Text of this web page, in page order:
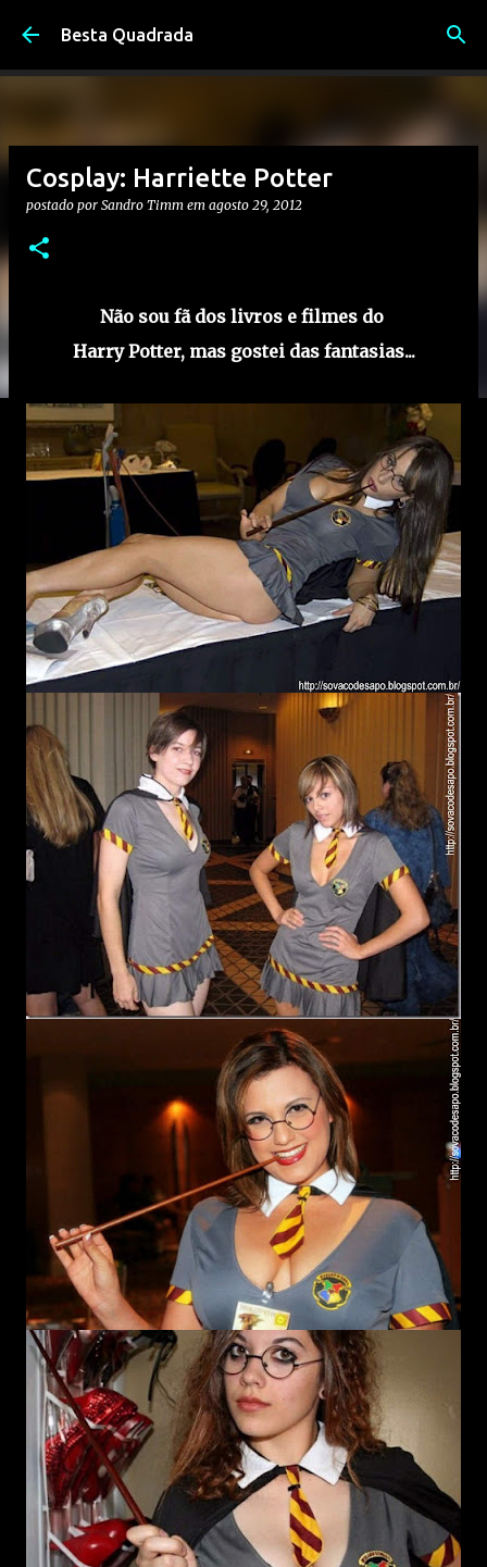
Pular para o conteúdo principal
Besta Quadrada
Cosplay: Harriette Potter
postado por Sandro Timm em agosto 29, 2012
Não sou fã dos livros e filmes do
Harry Potter, mas gostei das fantasias...